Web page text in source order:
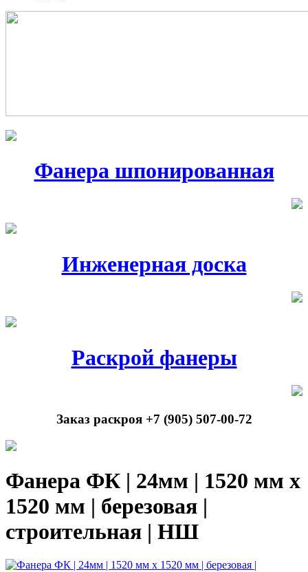
Фанера шпонированная
Инженерная доска
Раскрой фанеры
Заказ раскроя +7 (905) 507-00-72
Фанера ФК | 24мм | 1520 мм х
1520 мм | березовая |
строительная | НШ